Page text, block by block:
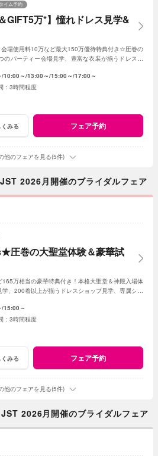
GIFT5万*】憧れドレス見学&
イム予約
場使用料10万など最大150万優待特典付き☆圧巻の
のパーティー会場見学、豊富な衣装が揃うドレスシ
10:00～ 13:00～ 15:00～ 17:00～
3時間程度
みる フェア予約
他のフェアを見る(5件)
2026月開催のブライダルフェア
圧巻の大聖堂体験＆豪華試
165万相当の豪華特典付き！本格大聖堂＆神殿入場体
、200着以上が揃うドレスショップ見学、専属シェ
15:00～
3時間程度
みる フェア予約
他のフェアを見る(5件)
2026月開催のブライダルフェア